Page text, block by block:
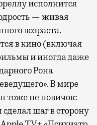
исполнится
— живая
возраста.
в кино (включая
и иногда даже
Рона
В мире
тоже не новичок:
шаг в сторону